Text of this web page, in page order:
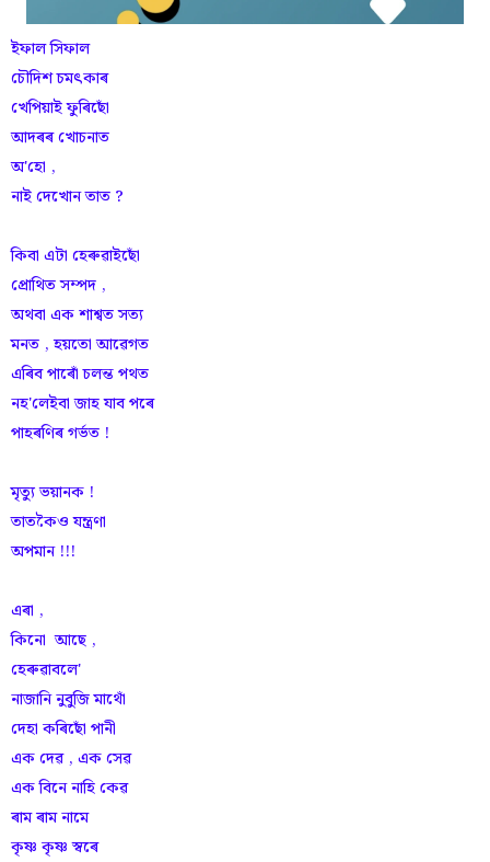
ইফাল সিফাল
চৌদিশ চমৎকাৰ
খেপিয়াই ফুৰিছোঁ
আদৰৰ খোচনাত
অ'হো ,
নাই দেখোন তাত ?
কিবা এটা হেৰুৱাইছোঁ
প্ৰোথিত সম্পদ ,
অথবা এক শাশ্বত সত্য
মনত , হয়তো আৱেগত
এৰিব পাৰোঁ চলন্ত পথত
নহ'লেইবা জাহ যাব পৰে
পাহৰণিৰ গৰ্ভত !
মৃত্যু ভয়ানক !
তাতকৈও যন্ত্ৰণা
অপমান !!!
এৰা ,
কিনো আছে ,
হেৰুৱাবলে'
নাজানি নুবুজি মাথোঁ
দেহা কৰিছোঁ পানী
এক দেৱ , এক সেৱ
এক বিনে নাহি কেৱ
ৰাম ৰাম নামে
কৃষ্ণ কৃষ্ণ স্বৰে